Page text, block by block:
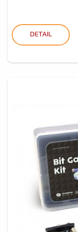
DETAIL